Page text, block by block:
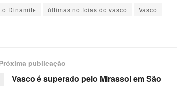
Dinamite últimas notícias do vasco
Vasco
Próxima publicação
Vasco é superado pelo Mirassol em São